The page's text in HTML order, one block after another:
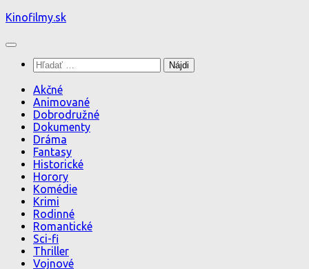
Preskočiť
obsah
Kinofilmy.sk
Hľadať:
Akčné
Animované
Dobrodružné
Dokumenty
Dráma
Fantasy
Historické
Horory
Komédie
Krimi
Rodinné
Romantické
Sci-fi
Thriller
Vojnové